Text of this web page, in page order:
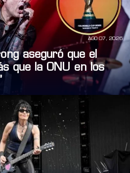
AGO 07, 2026
aseguró que el
que la ONU en los